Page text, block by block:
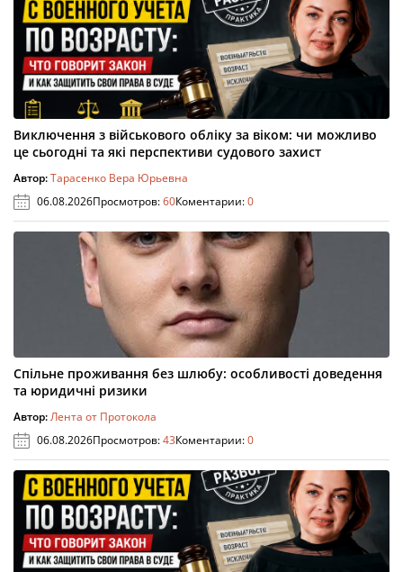
Виключення з військового обліку за віком: чи можливо
це сьогодні та які перспективи судового захист
Автор:Тарасенко Вера Юрьевна
06.08.2026Просмотров:60Коментарии:0
Спільне проживання без шлюбу: особливості доведення
та юридичні ризики
Автор:Лента от Протокола
06.08.2026Просмотров:43Коментарии:0